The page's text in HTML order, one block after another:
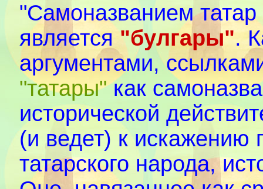
"Самоназванием
является"булгары".
аргументами,
"татары"как
исторической
(и ведет) к искажению
татарского народа,